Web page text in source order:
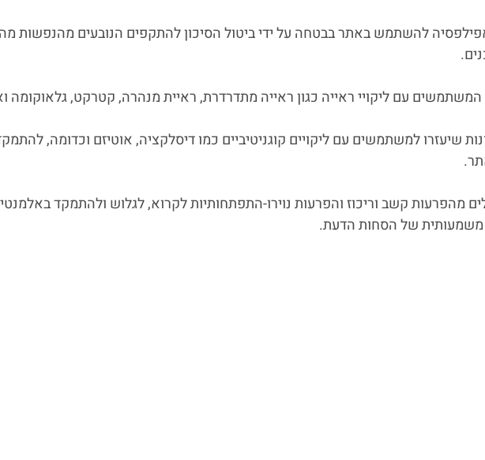
להשתמש באתר בבטחה על ידי ביטול הסיכון להתקפים הנובעים מהנפשות
עם ליקויי ראייה כגון ראייה מתדרדרת, ראיית מנהרה, קטרקט, גלאוקומה
שיעזרו למשתמשים עם ליקויים קוגניטיביים כמו דיסלקציה, אוטיזם וכדומה,
מהפרעות קשב וריכוז והפרעות נוירו-התפתחותיות לקרוא, לגלוש ולהתמקד
של הסחות הדעת.